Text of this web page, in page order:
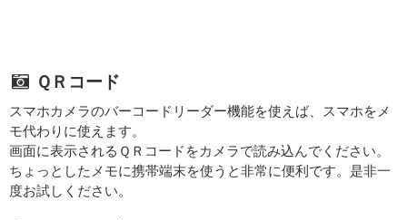
ＱＲコード
スマホカメラのバーコードリーダー機能を使えば、スマホをメ
モ代わりに使えます。
画面に表示されるＱＲコードをカメラで読み込んでください。
ちょっとしたメモに携帯端末を使うと非常に便利です。是非一
度お試しください。